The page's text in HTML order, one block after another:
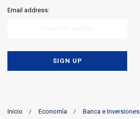
Email address:
Inicio Economía Banca e Inversiones